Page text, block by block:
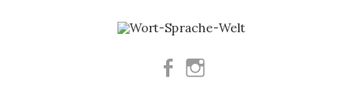
Facebook